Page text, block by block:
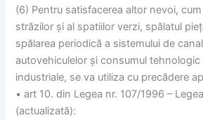
(6) Pentru satisfacerea altor nevoi,
străzilor și al spatiilor verzi, spălatul
spălarea periodică a sistemului de
autovehiculelor și consumul tehnologic
industriale, se va utiliza cu precădere
• art 10. din Legea nr. 107/1996 –
(actualizată):